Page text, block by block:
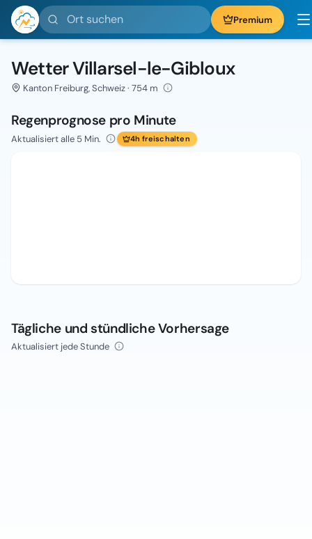
Ort suchen Premium
Wetter Villarsel-le-Gibloux
Kanton Freiburg, Schweiz · 754 m
Regenprognose pro Minute
Aktualisiert alle 5 Min. 4h freischalten
Tägliche und stündliche Vorhersage
Aktualisiert jede Stunde